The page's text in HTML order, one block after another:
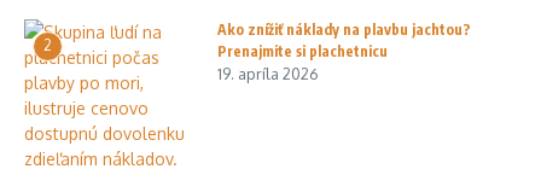
2
Ako znížiť náklady na plavbu jachtou?
Prenajmite si plachetnicu
19. apríla 2026